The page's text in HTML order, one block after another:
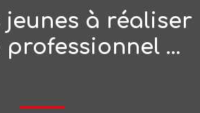
à réaliser
professionnel …